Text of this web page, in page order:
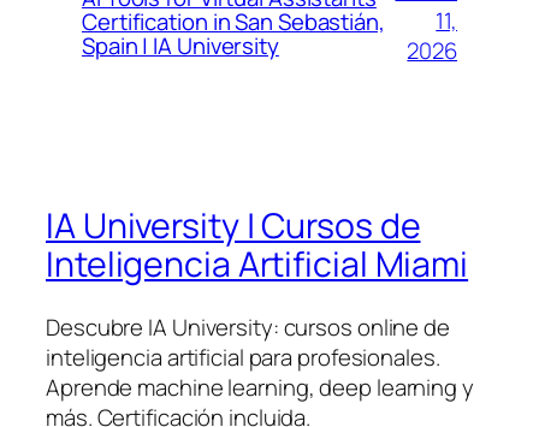
Certification in San Sebastián,
Spain | IA University
11,
2026
IA University | Cursos de
Inteligencia Artificial Miami
Descubre IA University: cursos online de
inteligencia artificial para profesionales.
Aprende machine learning, deep learning y
más. Certificación incluida.